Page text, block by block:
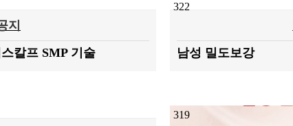
지
칼프 SMP 기술
322
남성 밀도보강
319